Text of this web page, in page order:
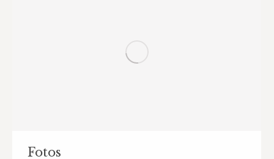
Fotos